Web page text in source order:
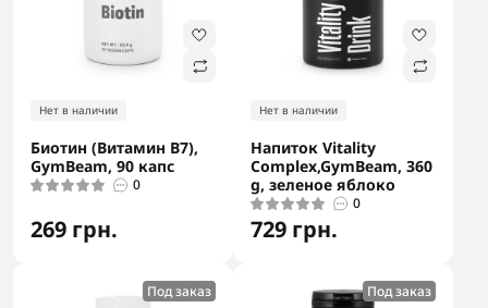
Нет в наличии
Биотин (Витамин В7),
GymBeam, 90 капс
0
269 грн.
Нет в наличии
Напиток Vitality
Complex,GymBeam, 360
g, зеленое яблоко
0
729 грн.
Под заказ Под заказ